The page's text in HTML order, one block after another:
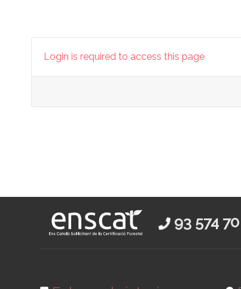
Login is required to access this page
93 574